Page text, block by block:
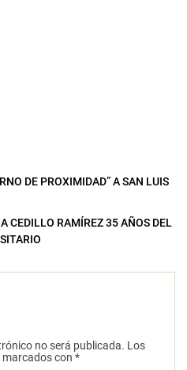
DE PROXIMIDAD” A SAN LUIS
CEDILLO RAMÍREZ 35 AÑOS DEL
no será publicada. Los
con *